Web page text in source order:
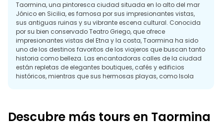
Taormina, una pintoresca ciudad situada en lo alto del mar
Jónico en Sicilia, es famosa por sus impresionantes vistas,
sus antiguas ruinas y su vibrante escena cultural. Conocida
por su bien conservado Teatro Griego, que ofrece
impresionantes vistas del Etna y la costa, Taormina ha sido
uno de los destinos favoritos de los viajeros que buscan tanto
historia como belleza. Las encantadoras calles de la ciudad
están repletas de elegantes boutiques, cafés y edificios
históricos, mientras que sus hermosas playas, como Isola
isla de Sicilia.
Descubre más tours en Taormina